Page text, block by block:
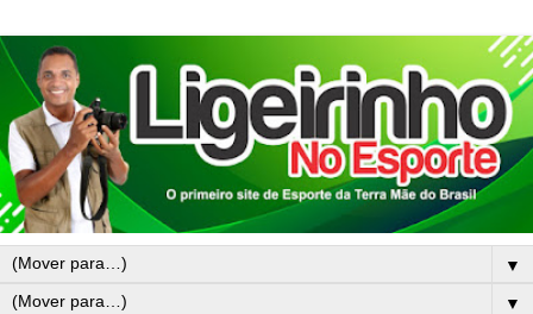
▼
▼